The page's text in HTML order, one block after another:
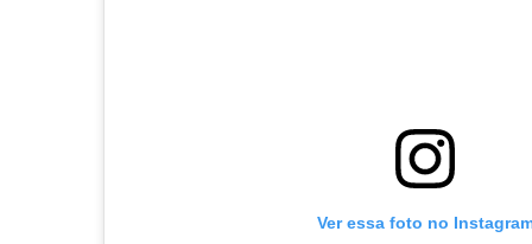
Ver essa foto no